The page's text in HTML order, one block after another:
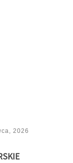
2026